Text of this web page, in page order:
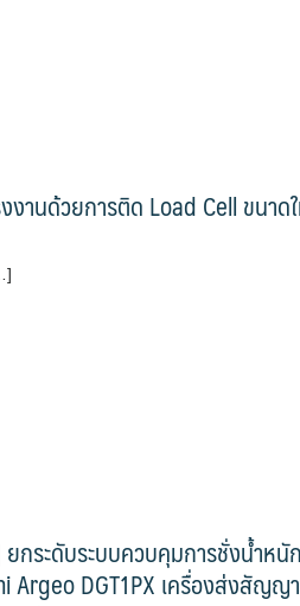
งานด้วยการติด Load Cell ขนา
กระดับระบบควบคุมการชั่งน้ำหนั
Argeo DGT1PX เครื่องส่งสัญ